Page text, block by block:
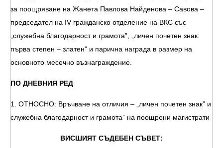
за поощряване на Жанета Павлова Найденова – Савова –
председател на ІV гражданско отделение на ВКС със
„служебна благодарност и грамота”, „личен почетен знак:
първа степен – златен” и парична награда в размер на
основното месечно възнаграждение.
ПО ДНЕВНИЯ РЕД
1. ОТНОСНО: Връчване на отличия – „личен почетен знак” и
служебна благодарност и грамота” на поощрени магистрати
ВИСШИЯТ СЪДЕБЕН СЪВЕТ: